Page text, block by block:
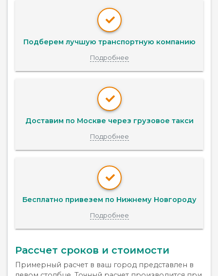
Подберем лучшую транспортную компанию
Подробнее
Доставим по Москве через грузовое такси
Подробнее
Бесплатно привезем по Нижнему Новгороду
Подробнее
Рассчет сроков и стоимости
Примерный расчет в ваш город представлен в